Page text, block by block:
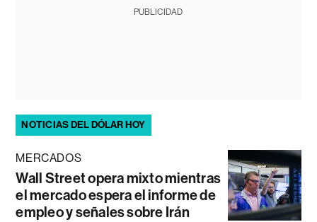
PUBLICIDAD
NOTICIAS DEL DÓLAR HOY
MERCADOS
Wall Street opera mixto mientras
el mercado espera el informe de
empleo y señales sobre Irán